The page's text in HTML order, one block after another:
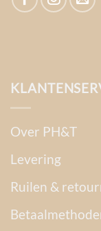
Over PH&T
Levering
Ruilen &